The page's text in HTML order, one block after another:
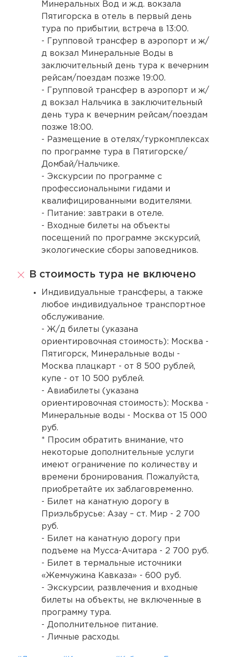
Минеральных Вод и ж.д. вокзала
Пятигорска в отель в первый день
тура по прибытии, встреча в 13:00.
- Групповой трансфер в аэропорт и ж/
д вокзал Минеральные Воды в
заключительный день тура к вечерним
рейсам/поездам позже 19:00.
- Групповой трансфер в аэропорт и ж/
д вокзал Нальчика в заключительный
день тура к вечерним рейсам/поездам
позже 18:00.
- Размещение в отелях/туркомплексах
по программе тура в Пятигорске/
Домбай/Нальчике.
- Экскурсии по программе с
профессиональными гидами и
квалифицированными водителями.
- Питание: завтраки в отеле.
- Входные билеты на объекты
посещений по программе экскурсий,
экологические сборы заповедников.
В стоимость тура не включено
Индивидуальные трансферы, а также
любое индивидуальное транспортное
обслуживание.
- Ж/д билеты (указана
ориентировочная стоимость): Москва -
Пятигорск, Минеральные воды -
Москва плацкарт - от 8 500 рублей,
купе - от 10 500 рублей.
- Авиабилеты (указана
ориентировочная стоимость): Москва -
Минеральные воды - Москва от 15 000
руб.
* Просим обратить внимание, что
некоторые дополнительные услуги
имеют ограничение по количеству и
времени бронирования. Пожалуйста,
приобретайте их заблаговременно.
- Билет на канатную дорогу в
Приэльбрусье: Азау – ст. Мир - 2 700
руб.
- Билет на канатную дорогу при
подъеме на Мусса-Ачитара - 2 700 руб.
- Билет в термальные источники
«Жемчужина Кавказа» - 600 руб.
- Экскурсии, развлечения и входные
билеты на объекты, не включенные в
программу тура.
- Дополнительное питание.
- Личные расходы.